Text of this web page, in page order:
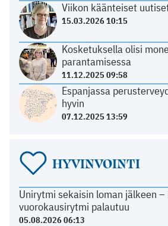
Viikon käänteiset
15.03.2026 10:15
Kosketuksella olisi
parantamisessa
11.12.2025 09:58
Espanjassa
hyvin
07.12.2025 13:59
HYVINVOINTI
Unirytmi sekaisin loman jälkeen –
vuorokausirytmi palautuu
05.08.2026 06:13